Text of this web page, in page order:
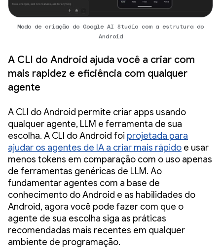
Modo de criação do Google AI Studio com a estrutura do
Android
A CLI do Android ajuda você a criar com
mais rapidez e eficiência com qualquer
agente
A CLI do Android permite criar apps usando
qualquer agente, LLM e ferramenta de sua
escolha. A CLI do Android foi projetada para
ajudar os agentes de IA a criar mais rápido e usar
menos tokens em comparação com o uso apenas
de ferramentas genéricas de LLM. Ao
fundamentar agentes com a base de
conhecimento do Android e as habilidades do
Android, agora você pode fazer com que o
agente de sua escolha siga as práticas
recomendadas mais recentes em qualquer
ambiente de programação.